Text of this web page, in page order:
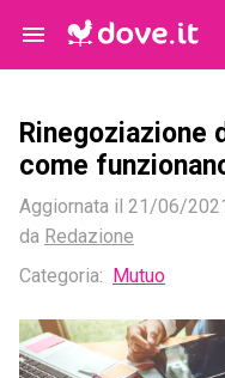
Rinegoziazione
come
Aggiornata il 21/06/2021
da Redazione
Categoria: Mutuo